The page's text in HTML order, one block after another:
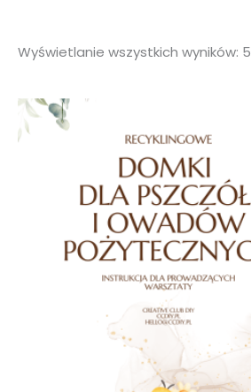
Wyświetlanie wszystkich wyników: 5